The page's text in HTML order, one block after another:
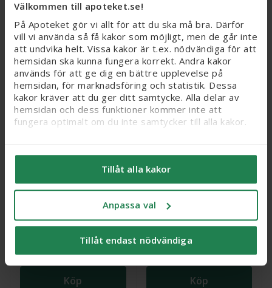
Välkommen till apoteket.se!
På Apoteket gör vi allt för att du ska må bra. Därför
vill vi använda så få kakor som möjligt, men de går inte
att undvika helt. Vissa kakor är t.ex. nödvändiga för att
hemsidan ska kunna fungera korrekt. Andra kakor
används för att ge dig en bättre upplevelse på
hemsidan, för marknadsföring och statistik. Dessa
kakor kräver att du ger ditt samtycke. Alla delar av
hemsidan och dess funktioner kommer inte att
fungera optimalt om du inte samtycker till alla kakor.
komma att behandlas genom kakor, eftersom vi bl. a.
säljer integritetskänsliga produkter som receptfria
läkemedel och produkter relaterade till hälsostatus
och sex. När du samtycker till kakor samtycker du
också till att känsliga personuppgifter kan behandlas
för samma ändamål.
Du kan ändra/dra tillbaka ditt samtycke och läsa mer
om vilka kakor vi använder under ’Anpassa val’. Läs
mer om kakorhär.
Tillåt alla kakor
Anpassa val
Tillåt endast nödvändiga
179 kr
Köp Köp
L300 Cleansing Oil, 150
Webbpris
Nytt reducerat pris: 102,75 kr. Ordinarie webbpris
102,75 kr
Ord.webbpris137 kr
Köp
25%
Eucerin pH5 Shower Oil
400ml parf, 400 ml
Webbpris
129 kr
Köp